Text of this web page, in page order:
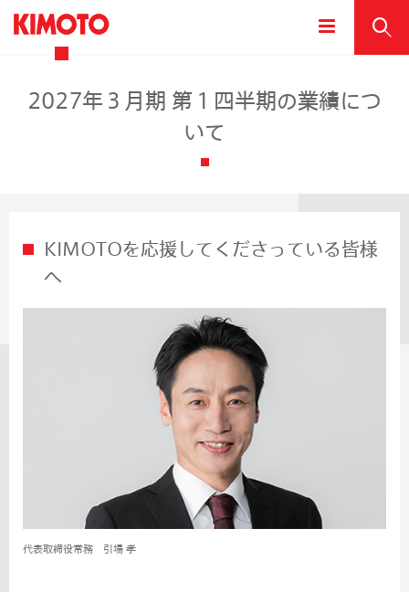
2027年３月期 第１四半期の業績につ
いて
KIMOTOを応援してくださっている皆様
へ
代表取締役常務 引場 孝